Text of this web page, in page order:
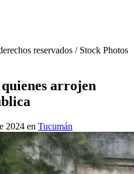
reservados / Stock Photos
arrojen
2024 en Tucumán